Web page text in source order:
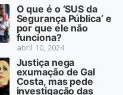
O que é o ‘SUS da
Segurança Pública’ e
por que ele não
funciona?
abril 10, 2024
Justiça nega
exumação de Gal
Costa, mas pede
investigação das